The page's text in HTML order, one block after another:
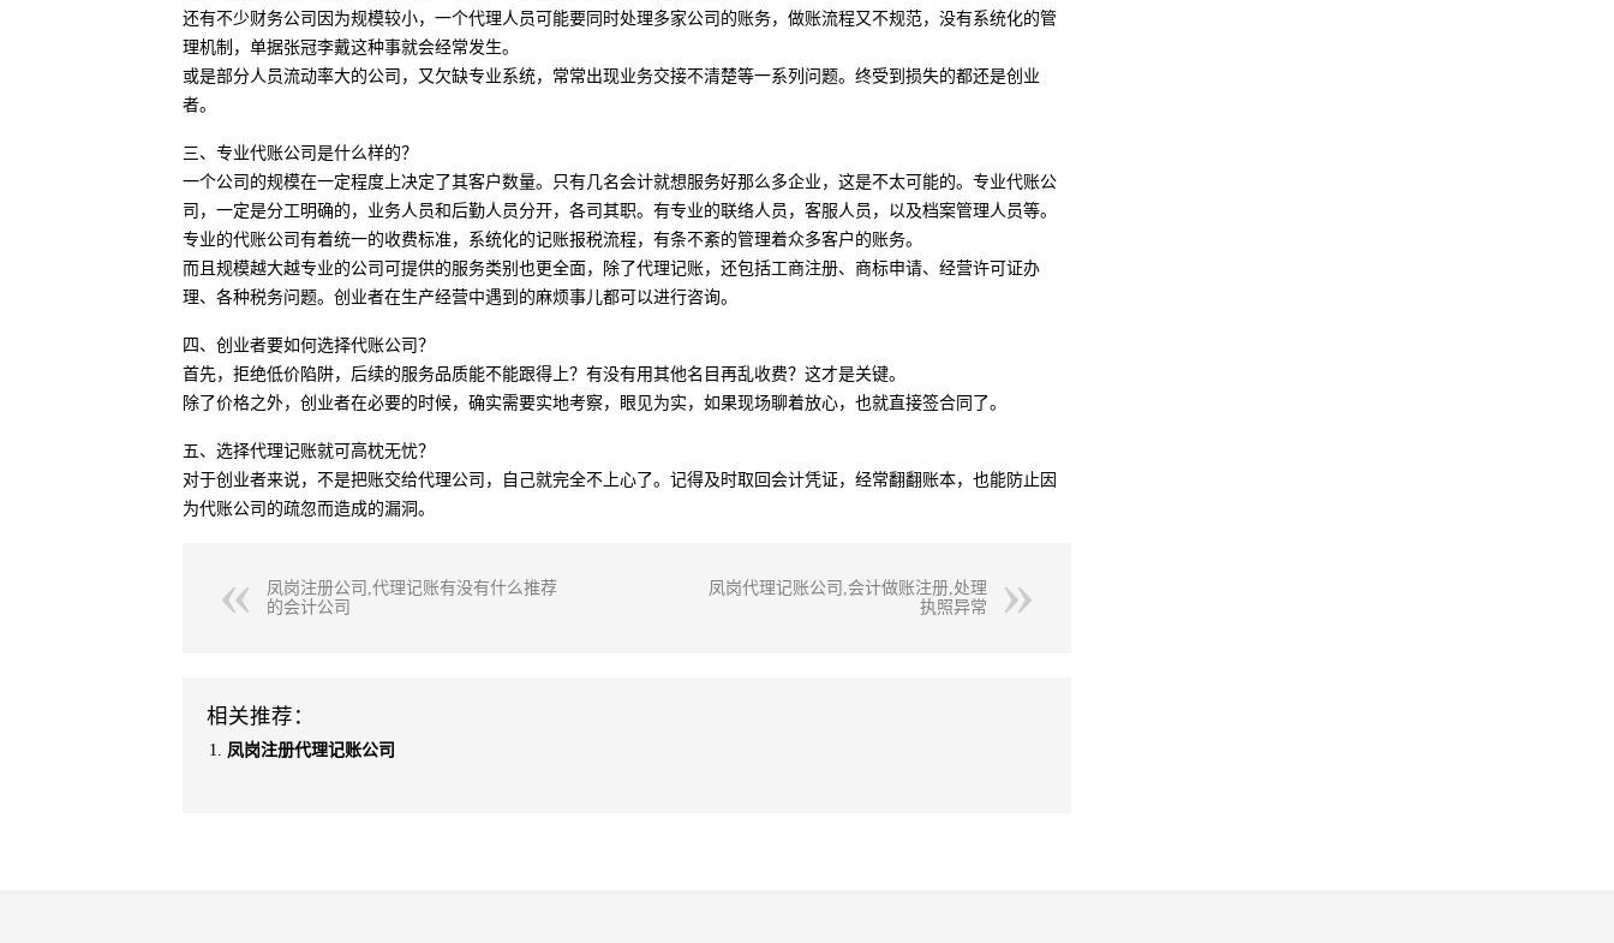
还有不少财务公司因为规模较小，一个代理人员可能要同时处理多家公司的账务，做账流程又不规范，没有系统化的管
理机制，单据张冠李戴这种事就会经常发生。
或是部分人员流动率大的公司，又欠缺专业系统，常常出现业务交接不清楚等一系列问题。终受到损失的都还是创业
者。
三、专业代账公司是什么样的？
一个公司的规模在一定程度上决定了其客户数量。只有几名会计就想服务好那么多企业，这是不太可能的。专业代账公
司，一定是分工明确的，业务人员和后勤人员分开，各司其职。有专业的联络人员，客服人员，以及档案管理人员等。
专业的代账公司有着统一的收费标准，系统化的记账报税流程，有条不紊的管理着众多客户的账务。
而且规模越大越专业的公司可提供的服务类别也更全面，除了代理记账，还包括工商注册、商标申请、经营许可证办
理、各种税务问题。创业者在生产经营中遇到的麻烦事儿都可以进行咨询。
四、创业者要如何选择代账公司？
首先，拒绝低价陷阱，后续的服务品质能不能跟得上？有没有用其他名目再乱收费？这才是关键。
除了价格之外，创业者在必要的时候，确实需要实地考察，眼见为实，如果现场聊着放心，也就直接签合同了。
五、选择代理记账就可高枕无忧？
对于创业者来说，不是把账交给代理公司，自己就完全不上心了。记得及时取回会计凭证，经常翻翻账本，也能防止因
为代账公司的疏忽而造成的漏洞。
凤岗注册公司,代理记账有没有什么推荐
的会计公司
凤岗代理记账公司,会计做账注册,处理
执照异常
相关推荐：
凤岗注册代理记账公司